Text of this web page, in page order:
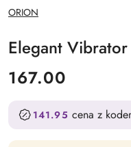
NAZWA
PRODUCENTA:
ORION
Elegant
cena:
167.00
141.95 cena z